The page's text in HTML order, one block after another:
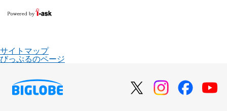
サイトマップ
びっぷるのページ